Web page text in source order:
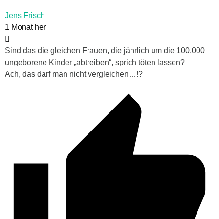
Jens Frisch
1 Monat her
Sind das die gleichen Frauen, die jährlich um die 100.000
ungeborene Kinder „abtreiben“, sprich töten lassen?
Ach, das darf man nicht vergleichen…!?